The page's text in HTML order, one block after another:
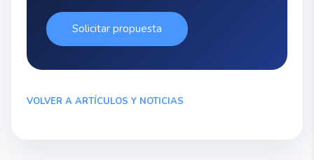
Solicitar propuesta
VOLVER A ARTÍCULOS Y NOTICIAS